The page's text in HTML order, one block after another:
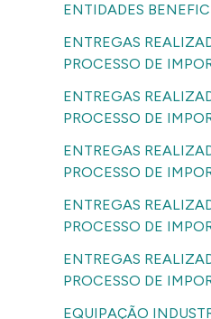
ENTIDADES
ENTREGAS
PROCESSO DE
ENTREGAS
PROCESSO DE
ENTREGAS
PROCESSO DE
ENTREGAS
PROCESSO DE
ENTREGAS
PROCESSO DE
EQUIPAÇÃO